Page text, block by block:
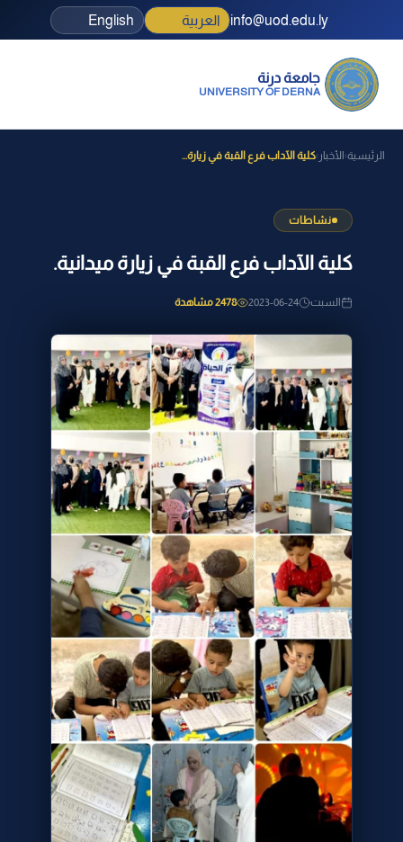
info@uod.edu.ly العربية English
جامعة درنة
UNIVERSITY OF DERNA
الرئيسية› الأخبار ›كلية الآداب فرع القبة في زيارة...
نشاطات
كلية الآداب فرع القبة في زيارة ميدانية.
السبت 2023-06-24 2478 مشاهدة